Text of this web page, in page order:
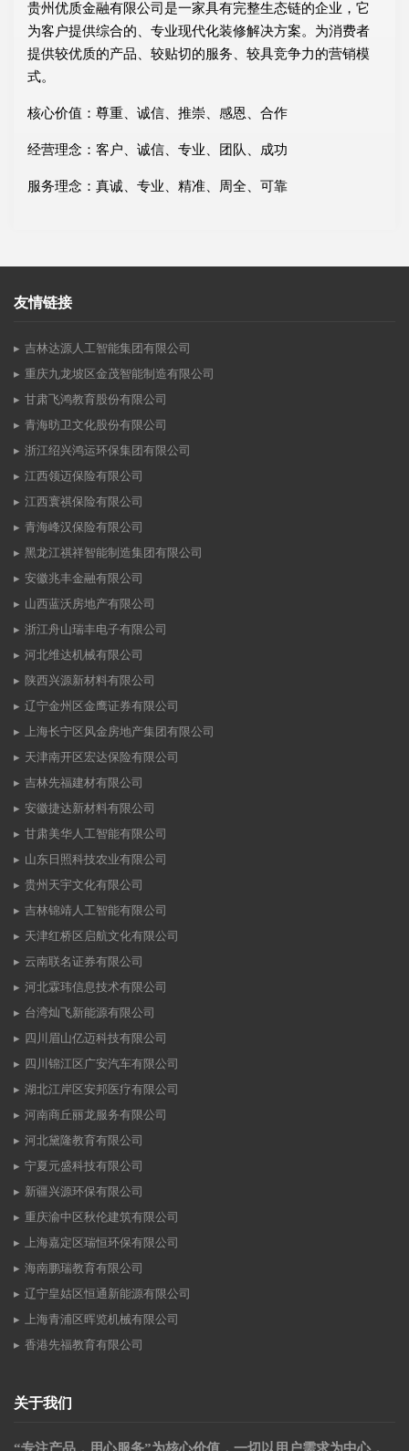
贵州优质金融有限公司是一家具有完整生态链的企业，它
为客户提供综合的、专业现代化装修解决方案。为消费者
提供较优质的产品、较贴切的服务、较具竞争力的营销模
式。
核心价值：尊重、诚信、推崇、感恩、合作
经营理念：客户、诚信、专业、团队、成功
服务理念：真诚、专业、精准、周全、可靠
友情链接
吉林达源人工智能集团有限公司
重庆九龙坡区金茂智能制造有限公司
甘肃飞鸿教育股份有限公司
青海昉卫文化股份有限公司
浙江绍兴鸿运环保集团有限公司
江西领迈保险有限公司
江西寰祺保险有限公司
青海峰汉保险有限公司
黑龙江祺祥智能制造集团有限公司
安徽兆丰金融有限公司
山西蓝沃房地产有限公司
浙江舟山瑞丰电子有限公司
河北维达机械有限公司
陕西兴源新材料有限公司
辽宁金州区金鹰证券有限公司
上海长宁区风金房地产集团有限公司
天津南开区宏达保险有限公司
吉林先福建材有限公司
安徽捷达新材料有限公司
甘肃美华人工智能有限公司
山东日照科技农业有限公司
贵州天宇文化有限公司
吉林锦靖人工智能有限公司
天津红桥区启航文化有限公司
云南联名证券有限公司
河北霖玮信息技术有限公司
台湾灿飞新能源有限公司
四川眉山亿迈科技有限公司
四川锦江区广安汽车有限公司
湖北江岸区安邦医疗有限公司
河南商丘丽龙服务有限公司
河北黛隆教育有限公司
宁夏元盛科技有限公司
新疆兴源环保有限公司
重庆渝中区秋伦建筑有限公司
上海嘉定区瑞恒环保有限公司
海南鹏瑞教育有限公司
辽宁皇姑区恒通新能源有限公司
上海青浦区晖览机械有限公司
香港先福教育有限公司
关于我们